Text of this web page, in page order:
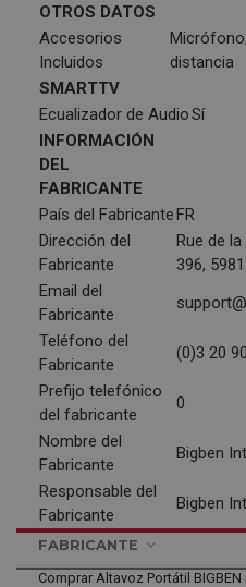
OTROS DATOS
Accesorios
Incluidos
distancia
SMARTTV
Ecualizador de AudioSí
INFORMACIÓN
DEL
FABRICANTE
País del FabricanteFR
Dirección del
Fabricante
Rue de
396,
Email del
Fabricante
Teléfono del
Fabricante
(0)3 20
Prefijo telefónico
del fabricante
0
Nombre del
Fabricante
Bigben
Responsable del
Fabricante
Bigben
FABRICANTE
Comprar Altavoz Portátil BIGBEN